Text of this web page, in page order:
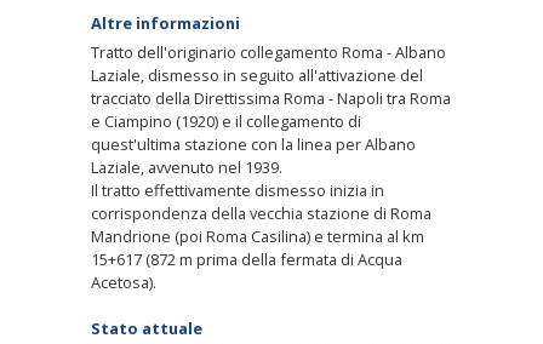
Altre informazioni
Tratto dell'originario collegamento Roma - Albano
Laziale, dismesso in seguito all'attivazione del
tracciato della Direttissima Roma - Napoli tra Roma
e Ciampino (1920) e il collegamento di
quest'ultima stazione con la linea per Albano
Laziale, avvenuto nel 1939.
Il tratto effettivamente dismesso inizia in
corrispondenza della vecchia stazione di Roma
Mandrione (poi Roma Casilina) e termina al km
15+617 (872 m prima della fermata di Acqua
Acetosa).
Stato attuale